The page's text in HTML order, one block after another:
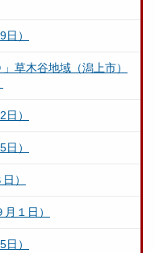
）
草木谷地域（潟上市）
）
）
）
１日）
）